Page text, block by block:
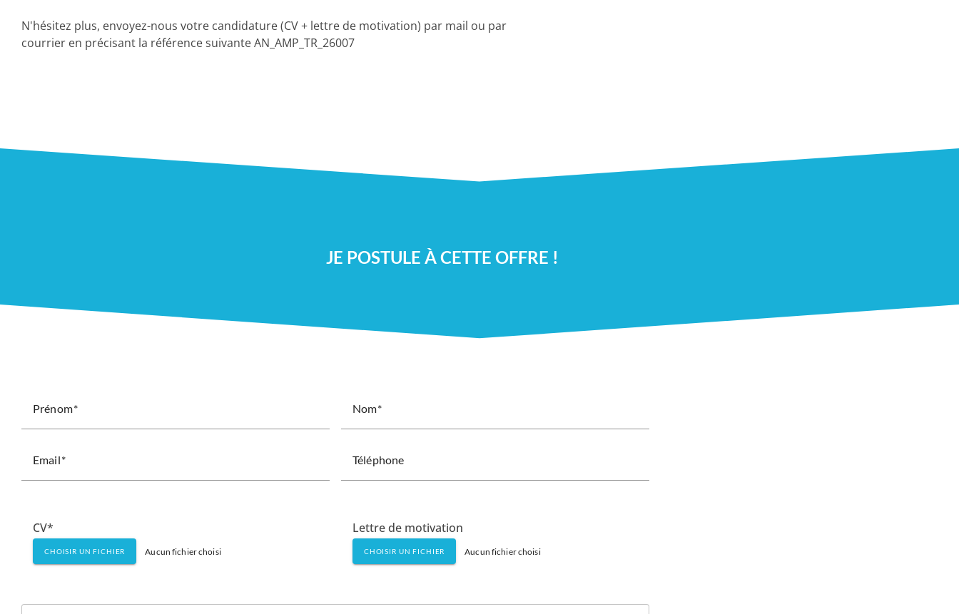
N'hésitez plus, envoyez-nous votre candidature (CV + lettre de motivation) par mail ou par
courrier en précisant la référence suivante AN_AMP_TR_26007
JE POSTULE À CETTE OFFRE !
Prénom Nom
Email Téléphone
CV*
CHOISIR UN FICHIER Aucun fichier choisi
Lettre de motivation
CHOISIR UN FICHIER Aucun fichier choisi